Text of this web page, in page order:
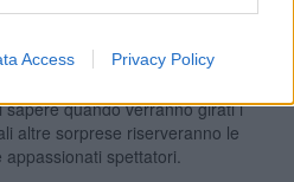
Access Privacy Policy
interprete di Tiziana
quando verranno girati i
altre sorprese riserveranno le
spettatori.